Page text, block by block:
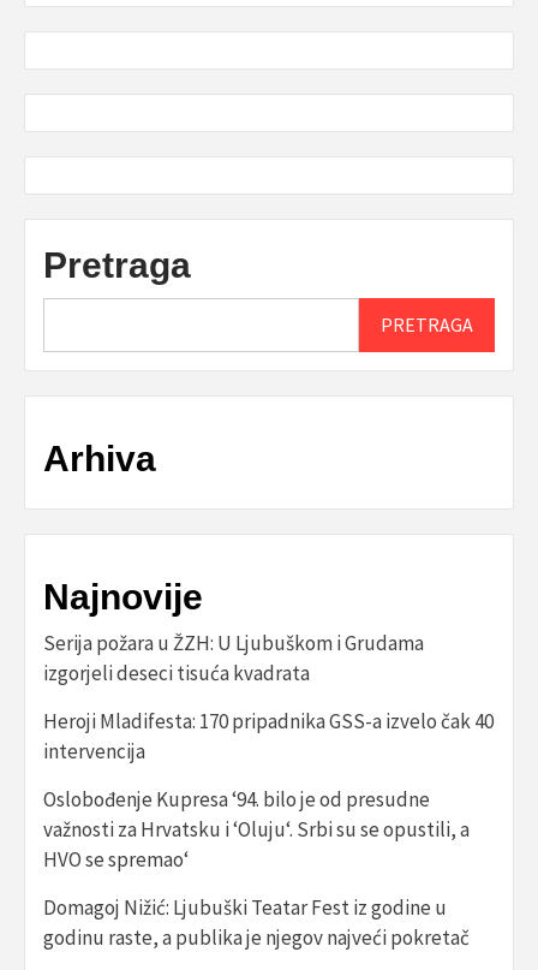
Pretraga
PRETRAGA
Arhiva
Najnovije
Serija požara u ŽZH: U Ljubuškom i Grudama
izgorjeli deseci tisuća kvadrata
Heroji Mladifesta: 170 pripadnika GSS-a izvelo čak 40
intervencija
Oslobođenje Kupresa ‘94. bilo je od presudne
važnosti za Hrvatsku i ‘Oluju‘. Srbi su se opustili, a
HVO se spremao‘
Domagoj Nižić: Ljubuški Teatar Fest iz godine u
godinu raste, a publika je njegov najveći pokretač